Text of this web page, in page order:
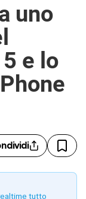
uno
e lo
tutto